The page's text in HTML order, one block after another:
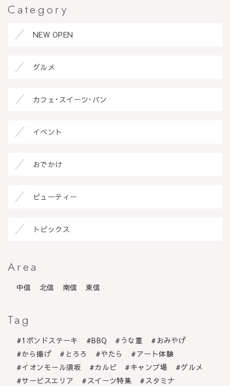
Category
NEW OPEN
グルメ
カフェ･スイーツ･パン
イベント
おでかけ
ビューティー
トピックス
Area
中信 北信 南信 東信
Tag
1ポンドステーキ BBQ うな重
おみやげ
から揚げ
とろろ やたら
アート体験
イオンモール須坂
カルビ キャンプ場
グルメ
サービスエリア
スイーツ特集 スタミナ